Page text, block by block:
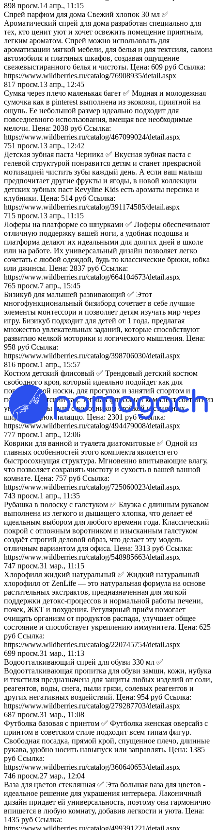
898 просм.14 апр., 11:15
Спрей парфюм для дома Свежий хлопок 30 мл ✅
Ароматический спрей для дома разработан специально для
тех, кто ценит уют и хочет освежить помещение приятным,
легким ароматом. Спрей можно использовать для
ароматизации мягкой мебели, для белья и для тектсиля, салона
автомобиля и платяных шкафов, создавая ощущение
свежевыстиранного белья и чистоты. Цена: 609 руб Ссылка:
https://www.wildberries.ru/catalog/76908935/detail.aspx
817 просм.13 апр., 12:45
Сумка через плечо маленькая багет ✅ Модная и молодежная
сумочка как в pinterest выполнена из экокожи, приятной на
ощупь. Ее небольшой размер идеально подходит для
повседневного использования, вмещая все необходимые
мелочи. Цена: 2038 руб Ссылка:
https://www.wildberries.ru/catalog/467099024/detail.aspx
751 просм.13 апр., 12:42
Детская зубная паста Черника ✅ Вкусная зубная паста с
гелевой структурой понравится детям и станет прекрасной
мотивацией чистить зубы каждый день. А если ваш малыш
предпочитает другие фрукты и ягоды, в новой коллекции
детских зубных паст Revyline Kids есть ароматы персика и
клубники. Цена: 514 руб Ссылка:
https://www.wildberries.ru/catalog/391174585/detail.aspx
715 просм.13 апр., 11:15
Лоферы на платформе со шнурками ✅ Лоферы обеспечивают
отличную поддержку вашей ноги, а удобная подошва и
платформа делают их идеальными для долгих дней в школе
или на работе. Их универсальный дизайн позволяет легко
сочетать с любой одеждой, будь то классические брюки, юбка
или джинсы. Цена: 2837 руб Ссылка:
https://www.wildberries.ru/catalog/664104673/detail.aspx
765 просм.7 апр., 15:45
Бизикуб для малышей развивающий ✅ Этот
многофункциональный бизиборд сочетает в себе лучшие
элементы монтессори и позволяет детям изучать мир через
игру. Бизикуб подходит для детей от 1 года, предлагая
множество увлекательных заданий, которые способствуют
развитию мелкой моторики и логического мышления. Цена:
958 руб Ссылка:
https://www.wildberries.ru/catalog/398706030/detail.aspx
816 просм.1 апр., 15:57
Костюм детский флисовый ✅ Трендовый детский костюм
свободного кроя, который идеально подойдет как для
повседневной носки, для прогулок и занятий спортом и
походов в детский сад. Теплый флисовый комплект состоит из
уютной кофты худи с воротником стойкой и стильных
широких брюк палаццо. Цена: 2301 руб Ссылка:
https://www.wildberries.ru/catalog/494479008/detail.aspx
777 просм.1 апр., 12:06
Коврики для ванной и туалета диатомитовые ✅ Одной из
главных особенностей этого комплекта является его
быстросохнущая структура. Мгновенно впитывающие влагу,
что позволяет сохранять чистоту и сухость в вашей ванной
комнате. Цена: 757 руб Ссылка:
https://www.wildberries.ru/catalog/725060023/detail.aspx
743 просм.1 апр., 11:35
Рубашка в полоску с галстуком ✅ Блузка с длинным рукавом
выполнена из легкого и дышащего хлопка, что делает её
идеальным выбором для любого времени года. Классический
покрой с отложным воротником и изысканным галстуком
создаёт строгий деловой образ, что делает эту модель
отличным вариантом для офиса. Цена: 3313 руб Ссылка:
https://www.wildberries.ru/catalog/548985663/detail.aspx
747 просм.31 мар., 11:15
Хлорофилл жидкий натуральный ✅ Жидкий натуральный
хлорофилл от ZenLife — это натуральная формула на основе
растительных экстрактов, предназначенная для мягкой
поддержки детокс-процессов и нормальной работы печени,
почек, ЖКТ и похудения. Регулярный приём помогает
очищать организм от продуктов распада, улучшает общее
состояние и способствует укреплению иммунитета. Цена: 625
руб Ссылка:
https://www.wildberries.ru/catalog/220745754/detail.aspx
699 просм.31 мар., 11:13
Водоотталкивающий спрей для обуви 330 мл ✅
Водоотталкивающая пропитка для обуви замши, кожи, нубука
и текстиля предназначена для защиты любых изделий от соли,
реагентов, воды, снега, пыли грязи, солевых реагентов и
других негативных воздействий. Цена: 954 руб Ссылка:
https://www.wildberries.ru/catalog/279287703/detail.aspx
687 просм.31 мар., 11:08
Футболка базовая с принтом ✅ Футболка женская оверсайз с
принтом в советском стиле подходит всем типам фигур.
Свободная посадка, прямой крой, спущенное плечо, длинные
рукава, удобно носить навыпуск или заправлять. Цена: 1385
руб Ссылка:
https://www.wildberries.ru/catalog/360640653/detail.aspx
746 просм.27 мар., 12:04
Ваза для цветов стеклянная ✅ Эта большая ваза для цветов -
идеальное решение для украшения интерьера. Лаконичный
дизайн придает ей универсальность, поэтому она гармонично
впишется в любую комнату, добавив легкости и уюта. Цена:
1435 руб Ссылка:
https://www.wildberries.ru/catalog/499391221/detail.aspx